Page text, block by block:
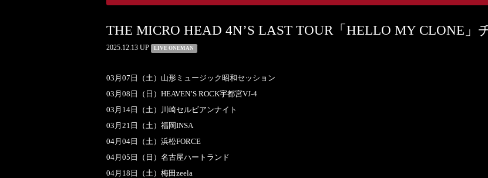
THE MICRO HEAD 4N’S LAST TOUR「HELLO MY CLONE」
2025.12.13 UP LIVE ONEMAN
03月07日（土）山形ミュージック昭和セッション
03月08日（日）HEAVEN’S ROCK宇都宮VJ-4
03月14日（土）川崎セルビアンナイト
03月21日（土）福岡INSA
04月04日（土）浜松FORCE
04月05日（日）名古屋ハートランド
04月18日（土）梅田zeela